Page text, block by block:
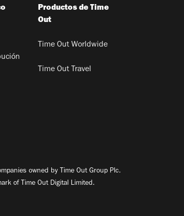
Productos de Time
Out
Time Out Worldwide
Time Out Travel
owned by Time Out Group Plc.
of Time Out Digital Limited.